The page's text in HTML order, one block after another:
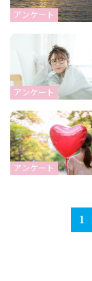
アンケート
アンケート
アンケート
1